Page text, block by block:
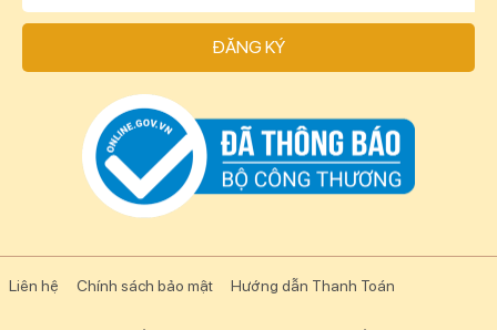
ĐĂNG KÝ
Liên hệ Chính sách bảo mật Hướng dẫn Thanh Toán